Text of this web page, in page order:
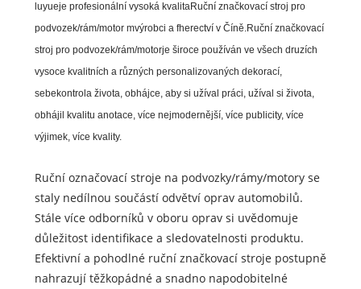
luyueje profesionální vysoká kvalitaRuční značkovací stroj pro
podvozek/rám/motor mvýrobci a fherectví v Číně.Ruční značkovací
stroj pro podvozek/rám/motorje široce používán ve všech druzích
vysoce kvalitních a různých personalizovaných dekorací,
sebekontrola života, obhájce, aby si užíval práci, užíval si života,
obhájil kvalitu anotace, více nejmodernější, více publicity, více
výjimek, více kvality.
Ruční označovací stroje na podvozky/rámy/motory se
staly nedílnou součástí odvětví oprav automobilů.
Stále více odborníků v oboru oprav si uvědomuje
důležitost identifikace a sledovatelnosti produktu.
Efektivní a pohodlné ruční značkovací stroje postupně
nahrazují těžkopádné a snadno napodobitelné